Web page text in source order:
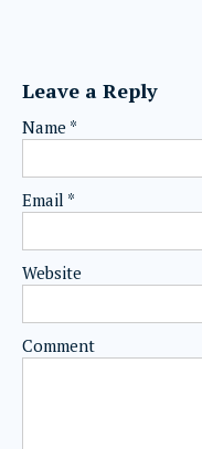
Leave a Reply
Name *
Email *
Website
Comment